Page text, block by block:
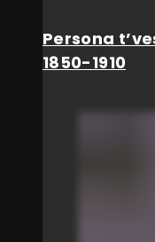
Persona
1850-1910